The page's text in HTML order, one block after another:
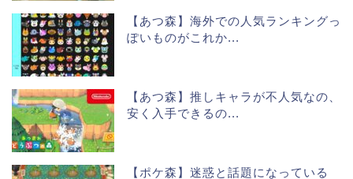
【あつ森】海外での人気ランキングっ
ぽいものがこれか...
【あつ森】推しキャラが不人気なの、
安く入手できるの...
【ポケ森】迷惑と話題になっている